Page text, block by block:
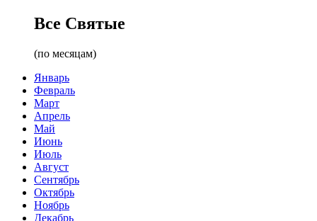
Все Святые
(по месяцам)
Январь
Февраль
Март
Апрель
Май
Июнь
Июль
Август
Сентябрь
Октябрь
Ноябрь
Декабрь